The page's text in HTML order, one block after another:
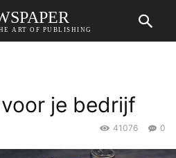
ART OF PUBLISHING
je bedrijf
0
41076